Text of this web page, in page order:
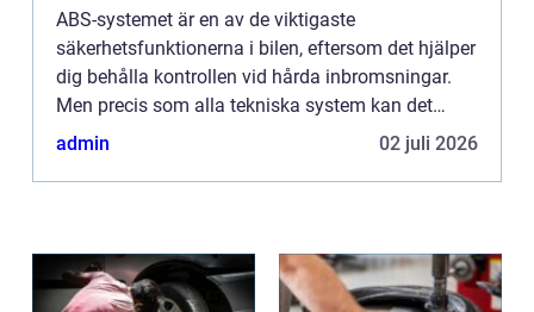
ABS-systemet är en av de viktigaste
säkerhetsfunktionerna i bilen, eftersom det hjälper
dig behålla kontrollen vid hårda inbromsningar.
Men precis som alla tekniska system kan det
drabbas av fel, och det är viktigt att...
admin 02 juli 2026